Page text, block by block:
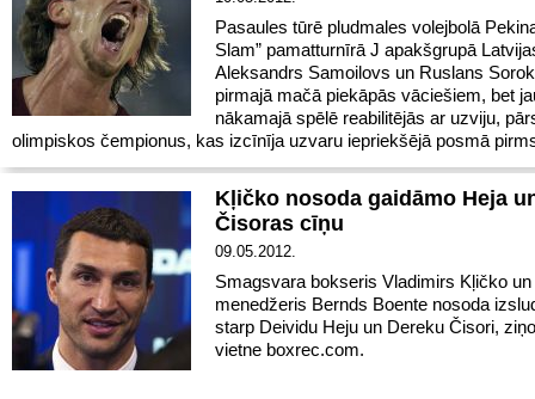
Pasaules tūrē pludmales volejbolā
Slam” pamatturnīrā J apakšgrupā
Aleksandrs Samoilovs un Ruslans
pirmajā mačā piekāpās vāciešiem, bet
nākamajā spēlē reabilitējās ar uzviju,
olimpiskos čempionus, kas izcīnīja uzvaru iepriekšējā posmā
Kļičko nosoda gaidāmo Heja
Čisoras cīņu
09.05.2012.
Smagsvara bokseris Vladimirs Kļičko un
menedžeris Bernds Boente nosoda
starp Deividu Heju un Dereku Čisori,
vietne boxrec.com.